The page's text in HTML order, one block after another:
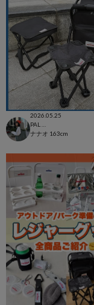
2026.05.25
ナナオ 163cm